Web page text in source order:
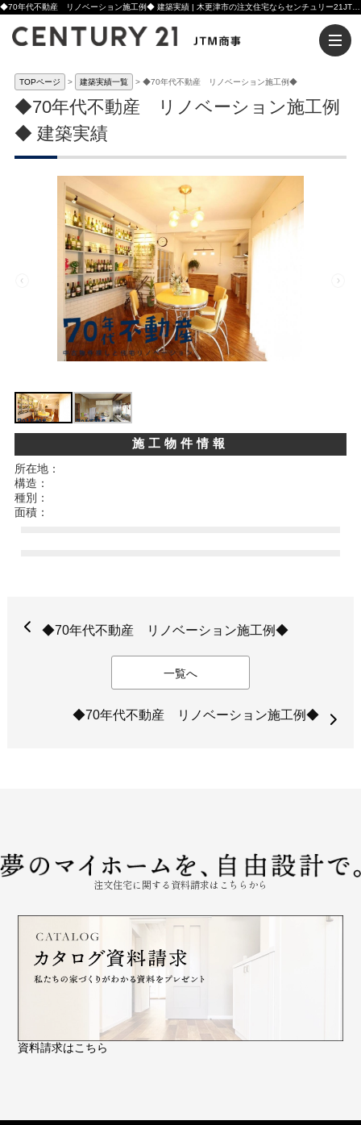
TOPページ 建築実績一覧 ◆70年代不動産 リノベーション施工例◆
◆70年代不動産 リノベーション施工例
◆ 建築実績
施工物件情報
所在地：
構造：
種別：
面積：
◆70年代不動産 リノベーション施工例◆
一覧へ
◆70年代不動産 リノベーション施工例◆
注文住宅に関する資料請求はこちらから
資料請求はこちら